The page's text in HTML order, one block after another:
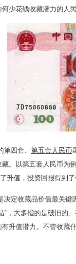
少花钱收藏潜力的人民
四套、 第五套人民币
。以第五套人民币为
升值，投资回报得到了
收藏品价值最关键
”，大多指的是破旧的
升值潜力。不管收藏